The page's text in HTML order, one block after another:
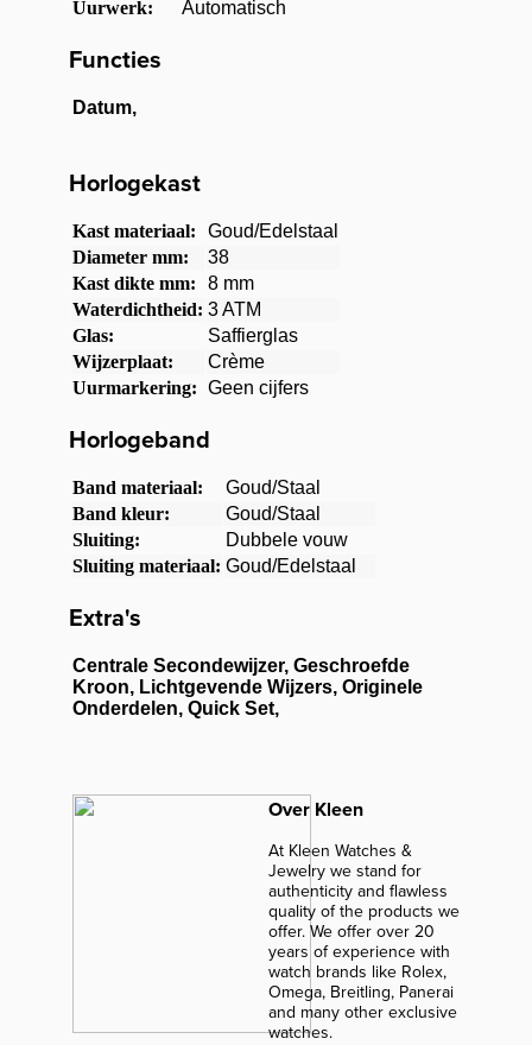
Uurwerk: Automatisch
Functies
Datum,
Horlogekast
Kast materiaal:
Goud/Edelstaal
Diameter mm:
38
Kast dikte mm:
8 mm
Waterdichtheid: 3 ATM
Glas:
Saffierglas
Wijzerplaat:
Crème
Uurmarkering: Geen cijfers
Horlogeband
Band materiaal:
Goud/Staal
Band kleur:
Goud/Staal
Sluiting:
Dubbele vouw
Sluiting materiaal: Goud/Edelstaal
Extra's
Centrale Secondewijzer, Geschroefde
Kroon, Lichtgevende Wijzers, Originele
Onderdelen, Quick Set,
Over Kleen
At Kleen Watches &
Jewelry we stand for
authenticity and flawless
quality of the products we
offer. We offer over 20
years of experience with
watch brands like Rolex,
Omega, Breitling, Panerai
and many other exclusive
watches.